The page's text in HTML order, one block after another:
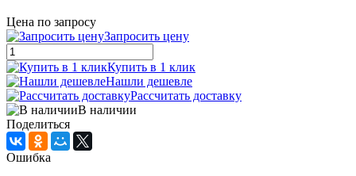
Цена по запросу
Запросить цену
Купить в 1 клик
Нашли дешевле
Рассчитать доставку
В наличии
Поделиться
Ошибка